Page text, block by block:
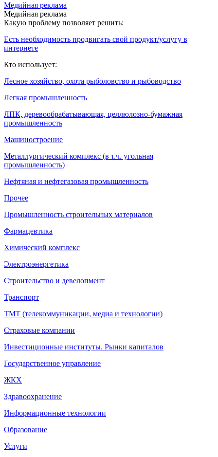
Медийная реклама
Медийная реклама
Какую проблему позволяет решить:
Есть необходимость продвигать свой продукт/услугу в
интернете
Кто использует:
Лесное хозяйство, охота рыболовство и рыбоводство
Легкая промышленность
ЛПК, деревообрабатывающая, целлюлозно-бумажная
промышленность
Машиностроение
Металлургический комплекс (в т.ч. угольная
промышленность)
Нефтяная и нефтегазовая промышленность
Прочее
Промышленность строительных материалов
Фармацевтика
Химический комплекс
Электроэнергетика
Строительство и девелопмент
Транспорт
ТМТ (телекоммуникации, медиа и технологии)
Страховые компании
Инвестиционные институты. Рынки капиталов
Государственное управление
ЖКХ
Здравоохранение
Информационные технологии
Образование
Услуги